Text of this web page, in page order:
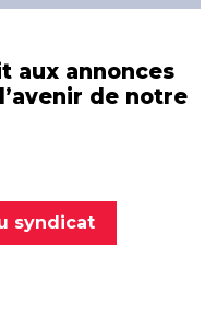
aux annonces
de notre
syndicat